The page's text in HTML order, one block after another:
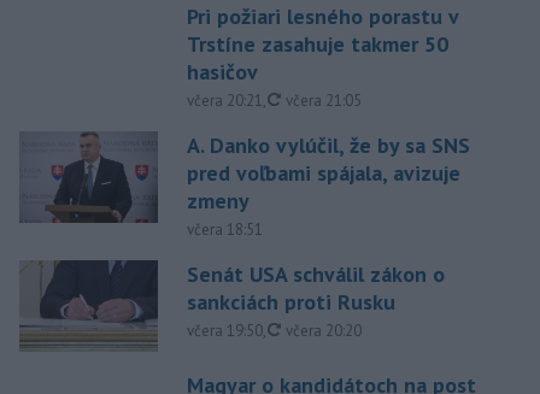
Pri požiari lesného porastu v
Trstíne zasahuje takmer 50
hasičov
včera 20:21, aktualizované
včera 21:05
A. Danko vylúčil, že by sa SNS
pred voľbami spájala, avizuje
zmeny
včera 18:51
Senát USA schválil zákon o
sankciách proti Rusku
včera 19:50, aktualizované
včera 20:20
Magyar o kandidátoch na post